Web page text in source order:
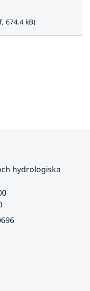
kB.
674.4 kB)
hydrologiska